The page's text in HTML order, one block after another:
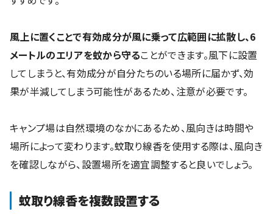
風上に置くことで有効成分が風に乗って広範囲に拡散し、6
メートルのエリアを蚊から守ることができます。風下に設置
してしまうと、有効成分が自分たちのいる場所に届かず、効
果が半減してしまう可能性があるため、注意が必要です。
キャンプ場は自然環境のなかにあるため、風向きは時間や
場所によって変わります。蚊取り線香を使用する際は、風向き
を確認しながら、設置場所を適宜調整すると良いでしょう。
蚊取り線香を複数設置する